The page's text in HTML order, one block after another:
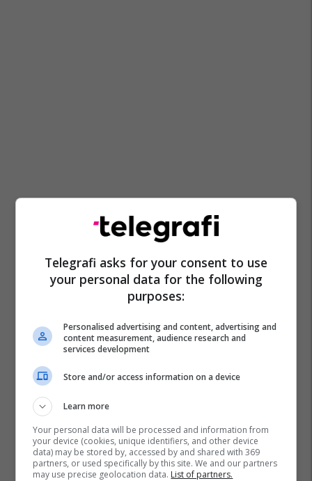
Hiv/aids Kosova Qkuk
Telegrafi asks for your consent to use
your personal data for the following
purposes:
Personalised advertising and content, advertising and
content measurement, audience research and
services development
Store and/or access information on a device
Learn more
Your personal data will be processed and information from
your device (cookies, unique identifiers, and other device
data) may be stored by, accessed by and shared with 369
partners, or used specifically by this site. We and our partners
may use precise geolocation data. List of partners.